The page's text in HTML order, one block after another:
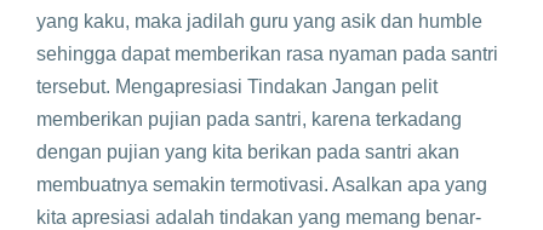
yang kaku, maka jadilah guru yang asik dan humble
sehingga dapat memberikan rasa nyaman pada santri
tersebut. Mengapresiasi Tindakan Jangan pelit
memberikan pujian pada santri, karena terkadang
dengan pujian yang kita berikan pada santri akan
membuatnya semakin termotivasi. Asalkan apa yang
kita apresiasi adalah tindakan yang memang benar-